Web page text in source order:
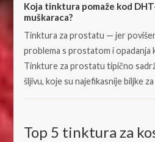
Koja tinktura pomaže kod
muškaraca?
Tinktura za prostatu — jer
problema s prostatom i opadanja
Tinkture za prostatu tipično
šljivu, koje su najefikasnije biljke
Top 5 tinktura za